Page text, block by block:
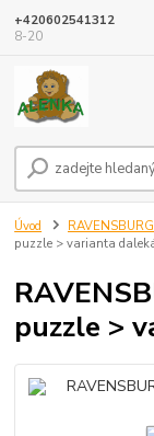
+420602541312
8-20
Úvod
puzzle > varianta
puzzle >